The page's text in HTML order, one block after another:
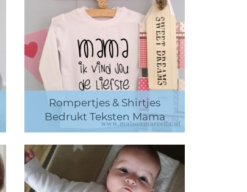
Rompertjes & Shirtjes
Bedrukt Teksten Mama